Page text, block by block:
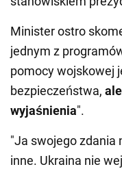
Minister ostro
jednym z
pomocy wojskowej
bezpieczeństwa,
wyjaśnienia".
"Ja swojego zdania
inne. Ukraina nie